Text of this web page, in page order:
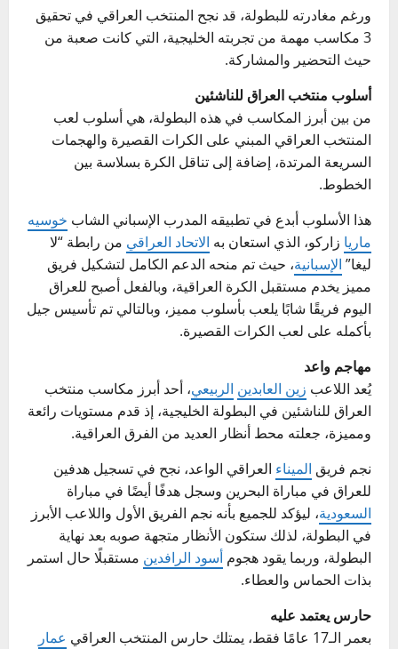
ورغم مغادرته للبطولة، قد نجح المنتخب العراقي في تحقيق
3 مكاسب مهمة من تجربته الخليجية، التي كانت صعبة من
حيث التحضير والمشاركة.
أسلوب منتخب العراق للناشئين
من بين أبرز المكاسب في هذه البطولة، هي أسلوب لعب
المنتخب العراقي المبني على الكرات القصيرة والهجمات
السريعة المرتدة، إضافة إلى تناقل الكرة بسلاسة بين
الخطوط.
هذا الأسلوب أبدع في تطبيقه المدرب الإسباني الشاب خوسيه
ماريا زاركو، الذي استعان به الاتحاد العراقي من رابطة “لا
ليغا” الإسبانية، حيث تم منحه الدعم الكامل لتشكيل فريق
مميز يخدم مستقبل الكرة العراقية، وبالفعل أصبح للعراق
اليوم فريقًا شابًا يلعب بأسلوب مميز، وبالتالي تم تأسيس جيل
بأكمله على لعب الكرات القصيرة.
مهاجم واعد
يُعد اللاعب زين العابدين الربيعي، أحد أبرز مكاسب منتخب
العراق للناشئين في البطولة الخليجية، إذ قدم مستويات رائعة
ومميزة، جعلته محط أنظار العديد من الفرق العراقية.
نجم فريق الميناء العراقي الواعد، نجح في تسجيل هدفين
للعراق في مباراة البحرين وسجل هدفًا أيضًا في مباراة
السعودية، ليؤكد للجميع بأنه نجم الفريق الأول واللاعب الأبرز
في البطولة، لذلك ستكون الأنظار متجهة صوبه بعد نهاية
البطولة، وربما يقود هجوم أسود الرافدين مستقبلًا حال استمر
بذات الحماس والعطاء.
حارس يعتمد عليه
بعمر الـ17 عامًا فقط، يمتلك حارس المنتخب العراقي
عمار